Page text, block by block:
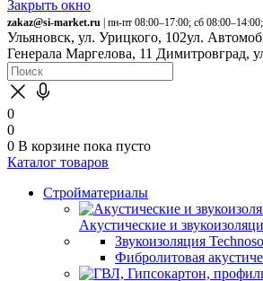
Закрыть окно
zakaz@si-market.ru | пн-пт 08:00–17:00; сб
Ульяновск, ул. Урицкого, 102ул.
Генерала Маргелова, 11 Димитровград,
0
0
0 В корзине пока пусто
Каталог товаров
Стройматериалы
Акустические и
Звукоизоляция
Фибролитовая